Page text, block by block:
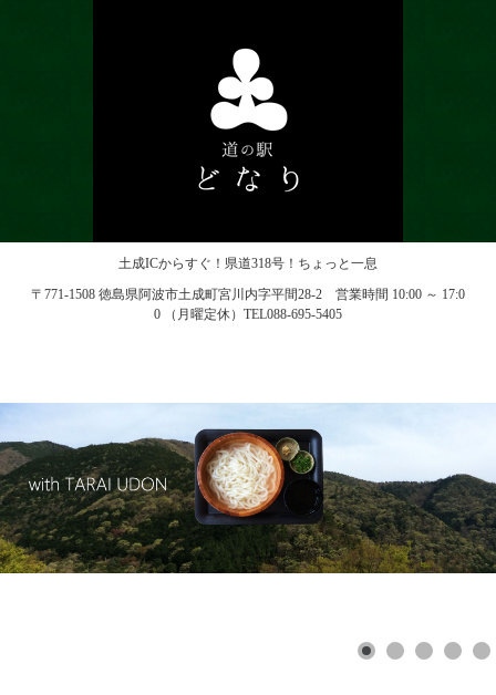
土成ICからすぐ！県道318号！ちょっと一息
〒771-1508 徳島県阿波市土成町宮川内字平間28-2 営業時間 10:00 ～ 17:0
0 （月曜定休）TEL088-695-5405